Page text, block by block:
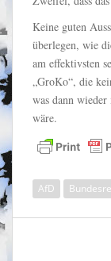
Keine guten
überlegen, wie
am effektivsten
„GroKo“, die
was dann
wäre.
AfD